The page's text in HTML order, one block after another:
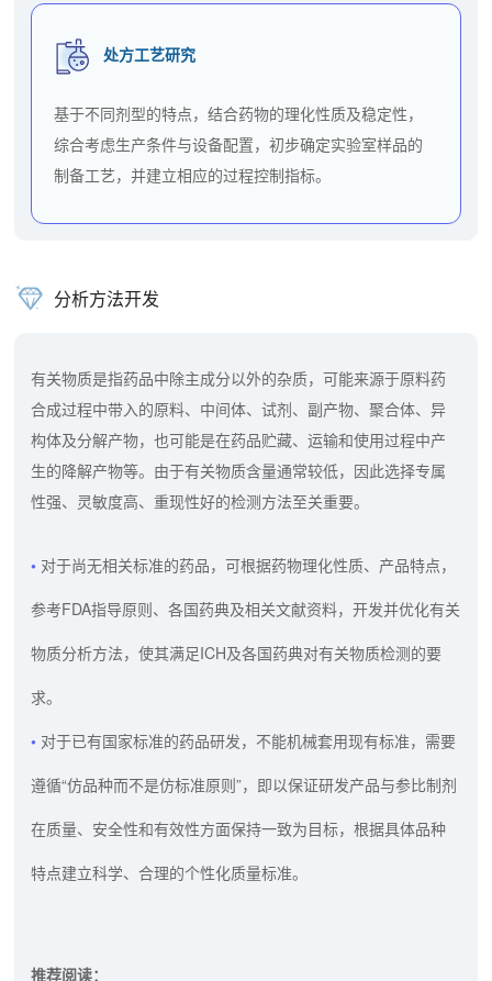
处方工艺研究
基于不同剂型的特点，结合药物的理化性质及稳定性，
综合考虑生产条件与设备配置，初步确定实验室样品的
制备工艺，并建立相应的过程控制指标。
分析方法开发
有关物质是指药品中除主成分以外的杂质，可能来源于原料药
合成过程中带入的原料、中间体、试剂、副产物、聚合体、异
构体及分解产物，也可能是在药品贮藏、运输和使用过程中产
生的降解产物等。由于有关物质含量通常较低，因此选择专属
性强、灵敏度高、重现性好的检测方法至关重要。
对于尚无相关标准的药品，可根据药物理化性质、产品特点，
参考FDA指导原则、各国药典及相关文献资料，开发并优化有关
物质分析方法，使其满足ICH及各国药典对有关物质检测的要
求。
对于已有国家标准的药品研发，不能机械套用现有标准，需要
遵循“仿品种而不是仿标准原则”，即以保证研发产品与参比制剂
在质量、安全性和有效性方面保持一致为目标，根据具体品种
特点建立科学、合理的个性化质量标准。
推荐阅读：